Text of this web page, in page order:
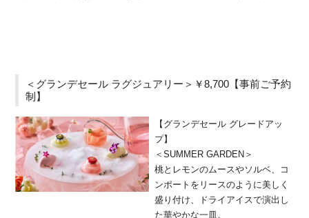
＜グランデセール ラグジュアリー＞￥8,700【事前ご予約
制】
【グランデセール グレードアッ
プ】
＜SUMMER GARDEN＞
桃とレモンのムースやソルベ、コ
ンポートをリースのように美しく
盛り付け、ドライアイスで演出し
た華やかな一皿。